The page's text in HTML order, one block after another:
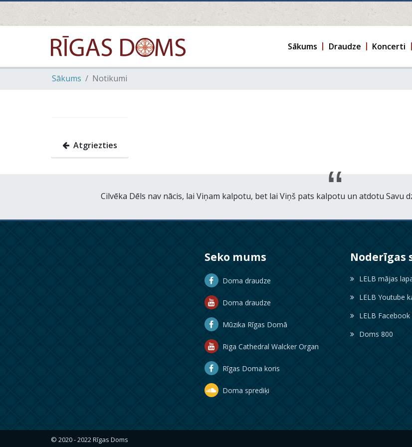
Sākums Draudze Koncerti
Sākums Notikumi
Atgriezties
Cilvēka Dēls nav nācis, lai Viņam kalpotu, bet lai Viņš pats kalpotu un atdotu Savu
Seko mums
Doma draudze
Doma draudze
Mūzika Rīgas Domā
Riga Cathedral Walcker Organ
Rīgas Doma koris
Doma sprediķi
Noderīgas
LELB mājas
LELB Youtube
LELB Facebook
Doms 800
© 2020 - 2022 Rīgas Doms